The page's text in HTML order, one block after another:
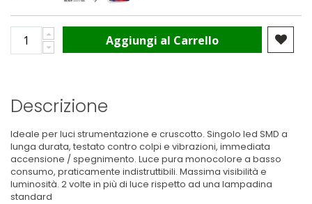
Aggiungi al Carrello
Descrizione
Ideale per luci strumentazione e cruscotto. Singolo led SMD a
lunga durata, testato contro colpi e vibrazioni, immediata
accensione / spegnimento. Luce pura monocolore a basso
consumo, praticamente indistruttibili. Massima visibilità e
luminosità. 2 volte in più di luce rispetto ad una lampadina
standard